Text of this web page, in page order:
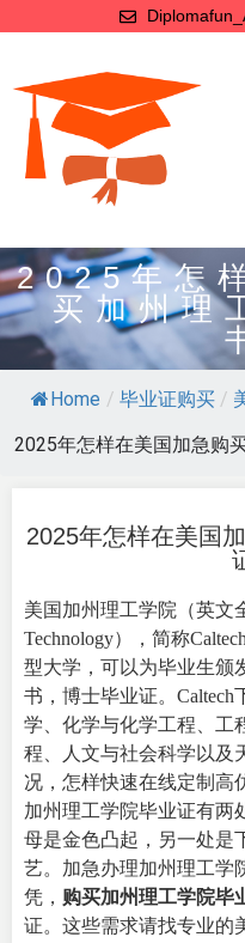
2025年怎
买加州理
Home / 毕业证购买 /
2025年怎样在美国加急购
2025年怎样在美国
美国加州理工学院（英文
Technology），简称
型大学，可以为毕业生颁
书，博士毕业证。
学、化学与化学工程、工
程、人文与社会科学以及
况，怎样快速在线定制高
加州理工学院毕业证有两
母是金色凸起，另一处是
艺。加急办理加州理工学
凭， 购买加州理工学院毕
证。这些需求请找专业的